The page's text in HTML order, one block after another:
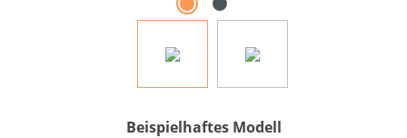
Beispielhaftes Modell